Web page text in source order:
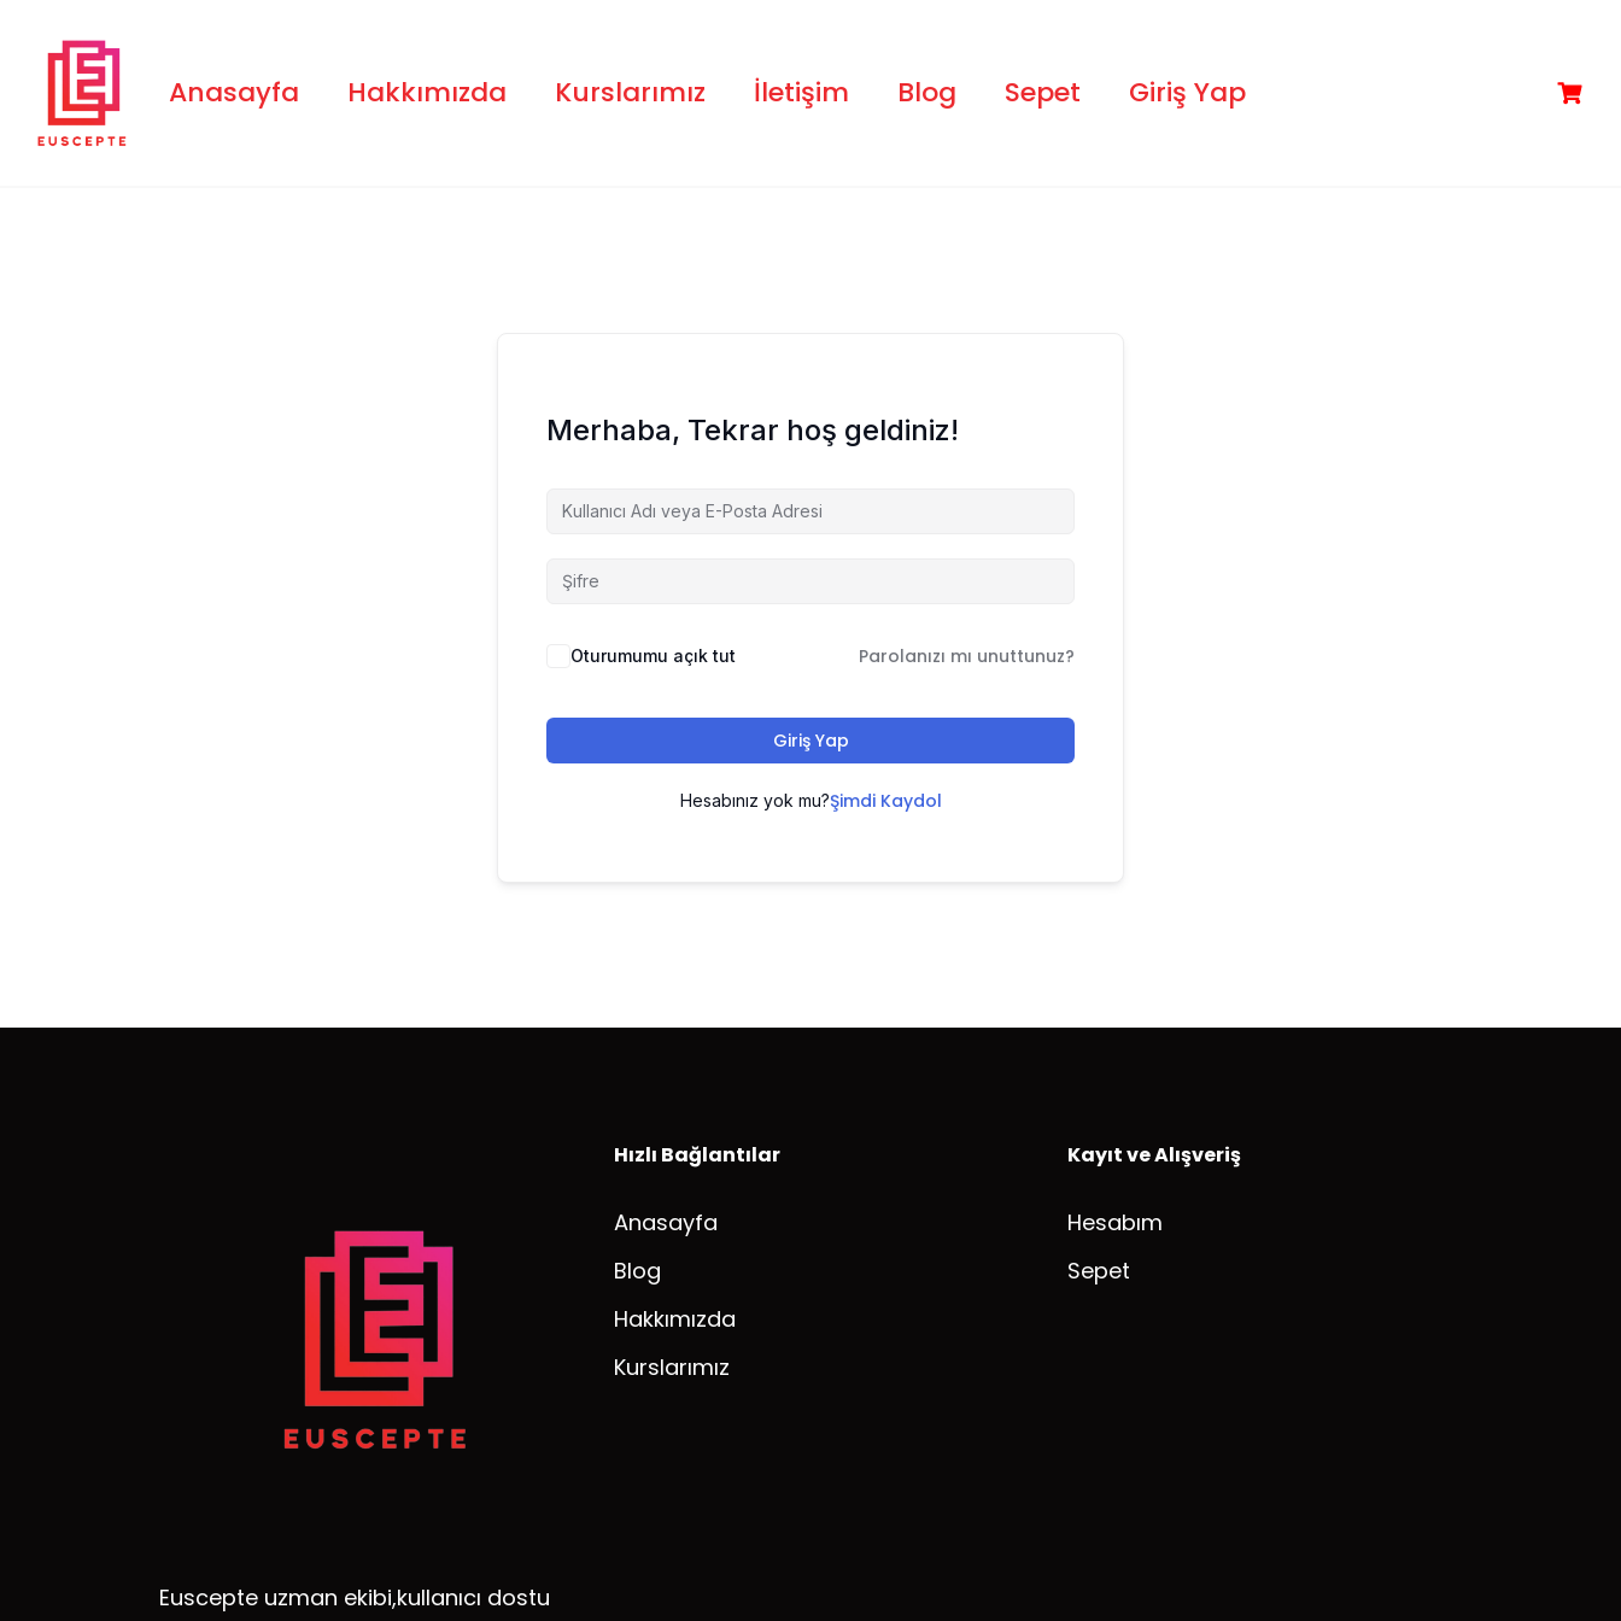
Anasayfa Hakkımızda Kurslarımız İletişim Blog Sepet Giriş Yap
Merhaba, Tekrar hoş geldiniz!
Oturumumu açık tut Parolanızı mı unuttunuz?
Giriş Yap
Hesabınız yok mu?Şimdi Kaydol
Euscepte uzman ekibi,kullanıcı dostu
Hızlı Bağlantılar
Anasayfa
Blog
Hakkımızda
Kurslarımız
Kayıt ve Alışveriş
Hesabım
Sepet